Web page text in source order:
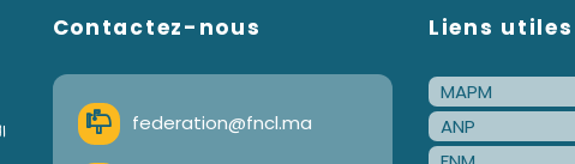
Contactez-nous
federation@fncl.ma
Liens utiles
MAPM
ANP